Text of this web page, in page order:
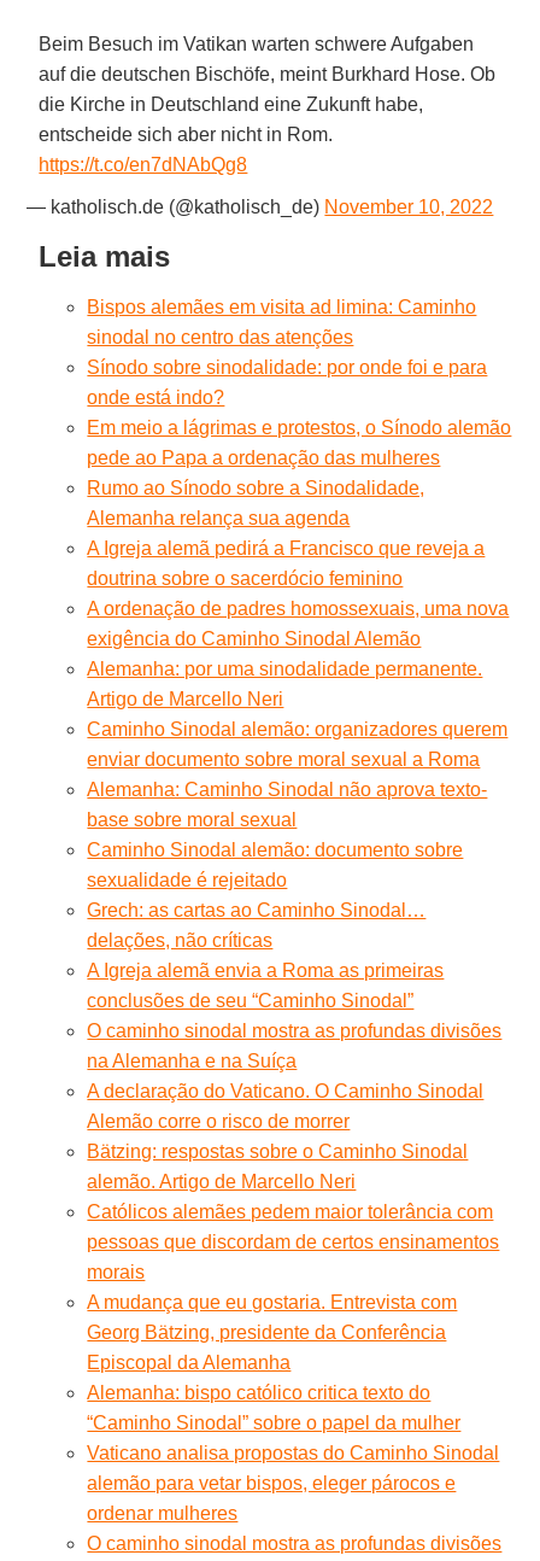
Beim Besuch im Vatikan warten schwere Aufgaben
auf die deutschen Bischöfe, meint Burkhard Hose. Ob
die Kirche in Deutschland eine Zukunft habe,
entscheide sich aber nicht in Rom.
https://t.co/en7dNAbQg8
— katholisch.de (@katholisch_de) November 10, 2022
Leia mais
Bispos alemães em visita ad limina: Caminho
sinodal no centro das atenções
Sínodo sobre sinodalidade: por onde foi e para
onde está indo?
Em meio a lágrimas e protestos, o Sínodo alemão
pede ao Papa a ordenação das mulheres
Rumo ao Sínodo sobre a Sinodalidade,
Alemanha relança sua agenda
A Igreja alemã pedirá a Francisco que reveja a
doutrina sobre o sacerdócio feminino
A ordenação de padres homossexuais, uma nova
exigência do Caminho Sinodal Alemão
Alemanha: por uma sinodalidade permanente.
Artigo de Marcello Neri
Caminho Sinodal alemão: organizadores querem
enviar documento sobre moral sexual a Roma
Alemanha: Caminho Sinodal não aprova texto-
base sobre moral sexual
Caminho Sinodal alemão: documento sobre
sexualidade é rejeitado
Grech: as cartas ao Caminho Sinodal…
delações, não críticas
A Igreja alemã envia a Roma as primeiras
conclusões de seu “Caminho Sinodal”
O caminho sinodal mostra as profundas divisões
na Alemanha e na Suíça
A declaração do Vaticano. O Caminho Sinodal
Alemão corre o risco de morrer
Bätzing: respostas sobre o Caminho Sinodal
alemão. Artigo de Marcello Neri
Católicos alemães pedem maior tolerância com
pessoas que discordam de certos ensinamentos
morais
A mudança que eu gostaria. Entrevista com
Georg Bätzing, presidente da Conferência
Episcopal da Alemanha
Alemanha: bispo católico critica texto do
“Caminho Sinodal” sobre o papel da mulher
Vaticano analisa propostas do Caminho Sinodal
alemão para vetar bispos, eleger párocos e
ordenar mulheres
O caminho sinodal mostra as profundas divisões